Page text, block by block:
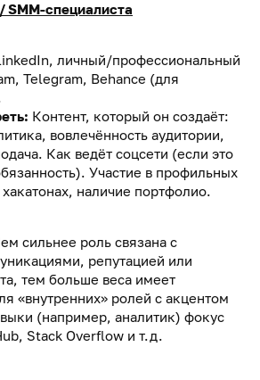
SMM-специалиста
личный/профессиональный
Telegram, Behance (для
Контент, который он создаёт:
вовлечённость аудитории,
Как ведёт соцсети (если это
Участие в профильных
наличие портфолио.
сильнее роль связана с
репутацией или
тем больше веса имеет
«внутренних» ролей с акцентом
(например, аналитик) фокус
Stack Overflow и т.д.